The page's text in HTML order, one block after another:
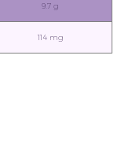
9.7 g
114 mg